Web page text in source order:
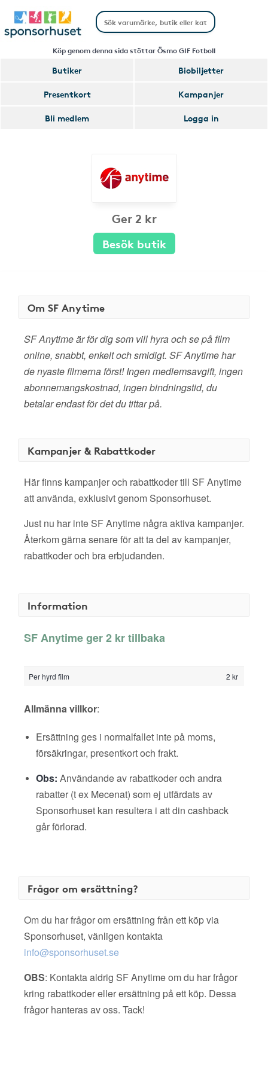
Köp genom denna sida stöttar Ösmo GIF Fotboll
Butiker
Biobiljetter
Presentkort
Kampanjer
Bli medlem
Logga in
Ger 2 kr
Besök butik
Om SF Anytime
SF Anytime är för dig som vill hyra och se på film
online, snabbt, enkelt och smidigt. SF Anytime har
de nyaste filmerna först! Ingen medlemsavgift, ingen
abonnemangskostnad, ingen bindningstid, du
betalar endast för det du tittar på.
Kampanjer & Rabattkoder
Här finns kampanjer och rabattkoder till SF Anytime
att använda, exklusivt genom Sponsorhuset.
Just nu har inte SF Anytime några aktiva kampanjer.
Återkom gärna senare för att ta del av kampanjer,
rabattkoder och bra erbjudanden.
Information
SF Anytime ger 2 kr tillbaka
Per hyrd film 2 kr
Allmänna villkor:
Ersättning ges i normalfallet inte på moms,
försäkringar, presentkort och frakt.
Obs: Användande av rabattkoder och andra
rabatter (t ex Mecenat) som ej utfärdats av
Sponsorhuset kan resultera i att din cashback
går förlorad.
Frågor om ersättning?
Om du har frågor om ersättning från ett köp via
Sponsorhuset, vänligen kontakta
info@sponsorhuset.se
OBS: Kontakta aldrig SF Anytime om du har frågor
kring rabattkoder eller ersättning på ett köp. Dessa
frågor hanteras av oss. Tack!